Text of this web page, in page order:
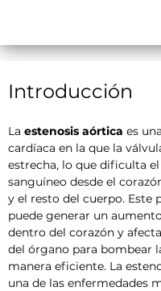
Introducción
La estenosis aórtica es
cardíaca en la que la
estrecha, lo que dificulta
sanguíneo desde el
y el resto del cuerpo. Este
puede generar un
dentro del corazón y
del órgano para bombear
manera eficiente. La
una de las enfermedades